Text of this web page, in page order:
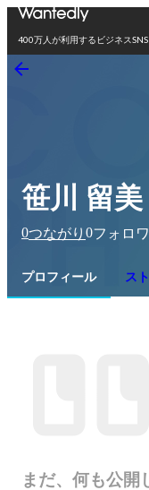
400万人が利用するビジネスSNS
笹川 留美
0つながり 0フォロ
プロフィール ス
まだ、何も公